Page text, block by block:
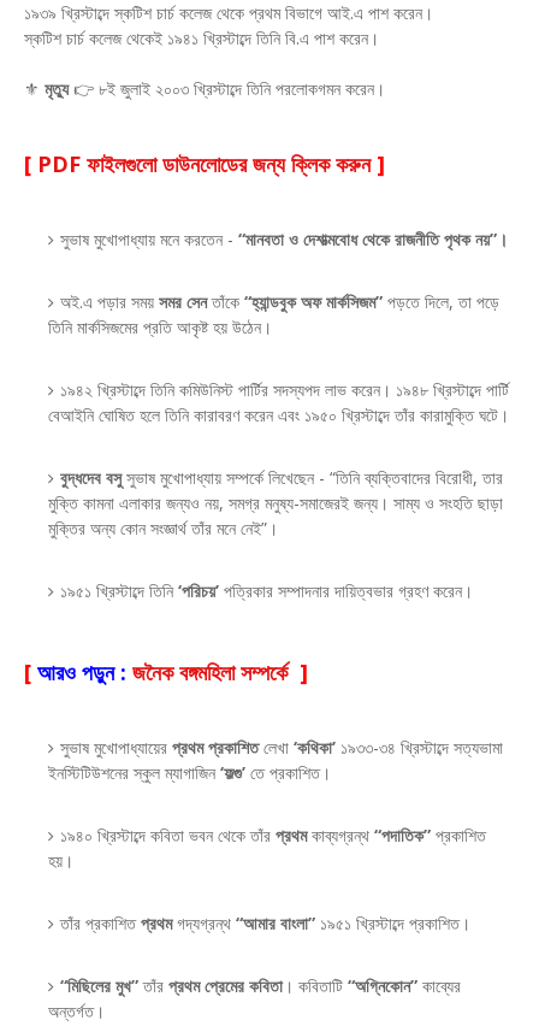
১৯৩৯ খ্রিস্টাব্দে স্কটিশ চার্চ কলেজ থেকে প্রথম বিভাগে আই.এ পাশ করেন।
স্কটিশ চার্চ কলেজ থেকেই ১৯৪১ খ্রিস্টাব্দে তিনি বি.এ পাশ করেন।
⚜️ মৃত্যু👉 ৮ই জুলাই ২০০৩ খ্রিস্টাব্দে তিনি পরলোকগমন করেন।
[ PDF ফাইলগুলো ডাউনলোডের জন্য ক্লিক করুন ]
সুভাষ মুখোপাধ্যায় মনে করতেন - “মানবতা ও দেশাত্মবোধ থেকে রাজনীতি পৃথক নয়”।
অই.এ পড়ার সময় সমর সেনতাঁকে “হ্যান্ডবুক অফ মার্কসিজম” পড়তে দিলে, তা পড়ে
তিনি মার্কসিজমের প্রতি আকৃষ্ট হয় উঠেন।
১৯৪২ খ্রিস্টাব্দে তিনি কমিউনিস্ট পার্টির সদস্যপদ লাভ করেন। ১৯৪৮ খ্রিস্টাব্দে পার্টি
বেআইনি ঘোষিত হলে তিনি কারাবরণ করেন এবং ১৯৫০ খ্রিস্টাব্দে তাঁর কারামুক্তি ঘটে।
বুদ্ধদেব বসুসুভাষ মুখোপাধ্যায় সম্পর্কে লিখেছেন - “তিনি ব্যক্তিবাদের বিরোধী, তার
মুক্তি কামনা এলাকার জন্যও নয়, সমগ্র মনুষ্য-সমাজেরই জন্য। সাম্য ও সংহতি ছাড়া
মুক্তির অন্য কোন সংজ্ঞার্থ তাঁর মনে নেই”।
১৯৫১ খ্রিস্টাব্দে তিনি‘পরিচয়’ পত্রিকার সম্পাদনার দায়িত্বভার গ্রহণ করেন।
[ আরও পড়ুন : জনৈক বঙ্গমহিলা সম্পর্কে ]
সুভাষ মুখোপাধ্যায়ের প্রথম প্রকাশিতলেখা ‘কথিকা’ ১৯৩৩-৩৪ খ্রিস্টাব্দে সত্যভামা
ইনস্টিটিউশনের স্কুল ম্যাগাজিন‘ফল্গু’ তে প্রকাশিত।
১৯৪০ খ্রিস্টাব্দে কবিতা ভবন থেকে তাঁর প্রথমকাব্যগ্রন্থ “পদাতিক” প্রকাশিত
হয়।
তাঁর প্রকাশিতপ্রথমগদ্যগ্রন্থ “আমার বাংলা” ১৯৫১ খ্রিস্টাব্দে প্রকাশিত।
“মিছিলের মুখ”তাঁর প্রথম প্রেমের কবিতা। কবিতাটি “অগ্নিকোন” কাব্যের
অন্তর্গত।